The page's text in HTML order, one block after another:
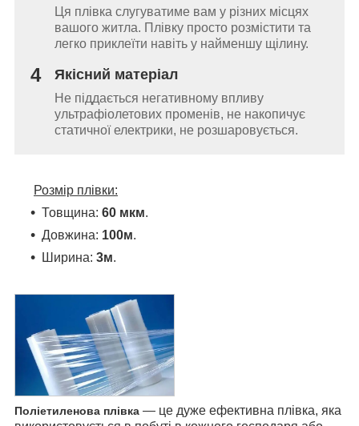
Ця плівка слугуватиме вам у різних місцях
вашого житла. Плівку просто розмістити та
легко приклеїти навіть у найменшу щілину.
4 Якісний матеріал
Не піддається негативному впливу
ультрафіолетових променів, не накопичує
статичної електрики, не розшаровується.
Розмір плівки:
Товщина: 60 мкм.
Довжина: 100м.
Ширина: 3м.
Поліетиленова плівка — це дуже ефективна плівка, яка